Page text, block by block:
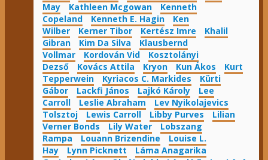
May
Kathleen Mcgowan
Kenneth
Copeland
Kenneth E. Hagin
Ken
Wilber
Kerner Tibor Kertész Imre
Khalil
Gibran
Kim Da Silva
Klausbernd
Vollmar
Kordován Vid
Kosztolányi
Dezső
Kovács Attila Kryon Kun Ákos
Kurt
Tepperwein
Kyriacos C. Markides
Kürti
Gábor
Lackfi János Lajkó Károly
Lee
Carroll
Leslie Abraham
Lev Nyikolajevics
Tolsztoj
Lewis Carroll Libby Purves
Lilian
Verner Bonds
Lily Water
Lobszang
Rampa
Louann Brizendine
Louise L.
Hay
Lynn Picknett
Láma Anagarika